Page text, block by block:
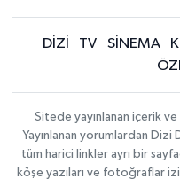
DİZİ TV SİNEMA
Sitede yayınlanan içerik
Yayınlanan yorumlardan
tüm harici linkler ayrı bir
köşe yazıları ve fotoğraflar